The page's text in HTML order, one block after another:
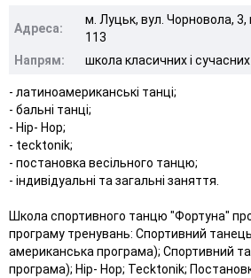
Адреса:
м. Луцьк, вул. Чорновола,
113
Напрям:
школа класичних і сучасних
- латиноамериканські танці;
- бальні танці;
- Hip- Hop;
- tecktonik;
- постановка весільного танцю;
- індивідуальні та загальні заняття.
Школа спортивного танцю "Фортуна"
програму тренувань: Спортивний
американська програма); Спортивний
програма); Hip- Hop; Tecktonik;